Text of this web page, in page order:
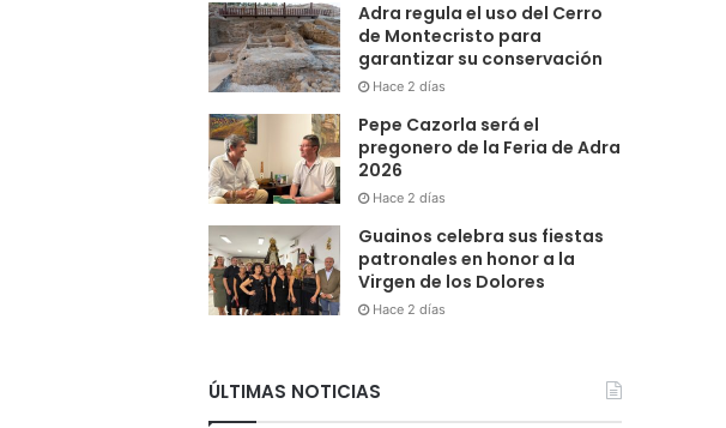
Adra regula el uso del Cerro
de Montecristo para
garantizar su conservación
Hace 2 días
Pepe Cazorla será el
pregonero de la Feria de Adra
2026
Hace 2 días
Guainos celebra sus fiestas
patronales en honor a la
Virgen de los Dolores
Hace 2 días
ÚLTIMAS NOTICIAS